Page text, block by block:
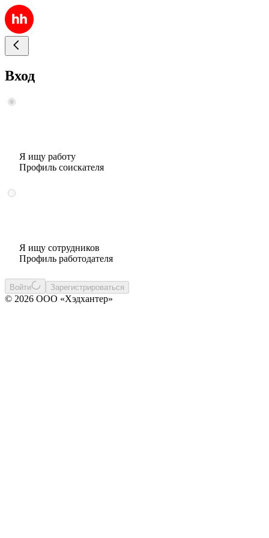
Вход
Я ищу работу
Профиль соискателя
Я ищу сотрудников
Профиль работодателя
Войти Зарегистрироваться
© 2026 ООО «Хэдхантер»